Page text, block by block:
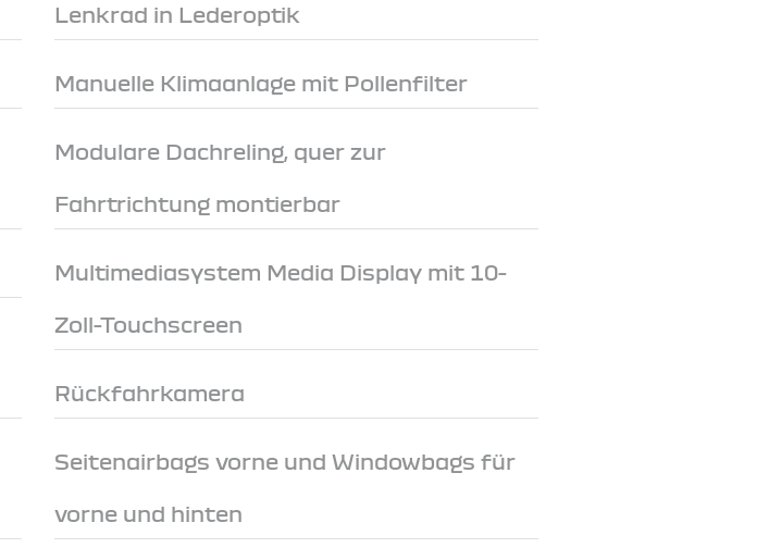
Lenkrad in Lederoptik
Manuelle Klimaanlage mit Pollenfilter
Modulare Dachreling, quer zur
Fahrtrichtung montierbar
Multimediasystem Media Display mit 10-
Zoll-Touchscreen
Rückfahrkamera
Seitenairbags vorne und Windowbags für
vorne und hinten